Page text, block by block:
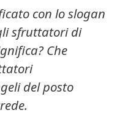
con lo slogan
sfruttatori di
Che
del posto